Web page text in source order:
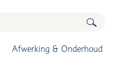
Afwerking & Onderhoud